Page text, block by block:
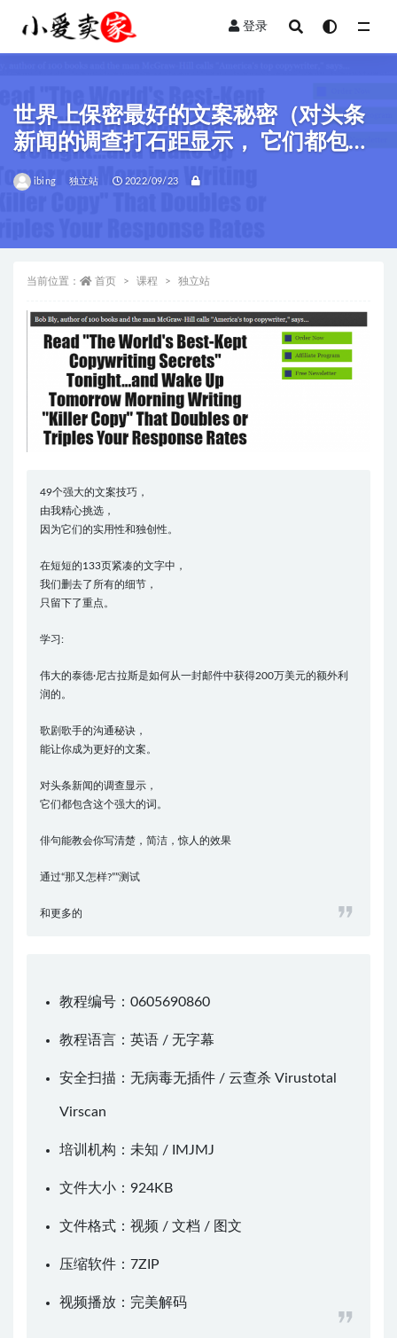
登录
世界上保密最好的文案秘密（对头条
新闻的调查打石距显示， 它们都包含
这个强大的词！）
ibing 独立站 2022/09/23
当前位置： 首页 课程 独立站
49个强大的文案技巧，
由我精心挑选，
因为它们的实用性和独创性。
在短短的133页紧凑的文字中，
我们删去了所有的细节，
只留下了重点。
学习:
伟大的泰德·尼古拉斯是如何从一封邮件中获得200万美元的额外利
润的。
歌剧歌手的沟通秘诀，
能让你成为更好的文案。
对头条新闻的调查显示，
它们都包含这个强大的词。
俳句能教会你写清楚，简洁，惊人的效果
通过“那又怎样?””测试
和更多的
教程编号：0605690860
教程语言：英语 / 无字幕
安全扫描：无病毒无插件 / 云查杀 Virustotal
Virscan
培训机构：未知 / IMJMJ
文件大小：924KB
文件格式：视频 / 文档 / 图文
压缩软件： 7ZIP
视频播放： 完美解码